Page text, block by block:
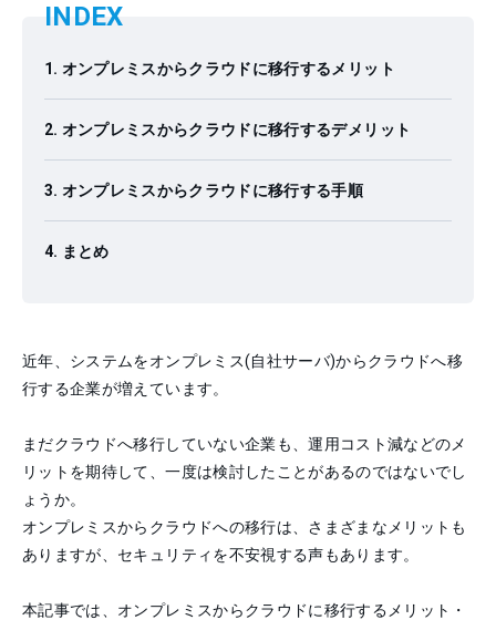
INDEX
オンプレミスからクラウドに移行するメリット
オンプレミスからクラウドに移行するデメリット
オンプレミスからクラウドに移行する手順
まとめ
近年、システムをオンプレミス(自社サーバ)からクラウドへ移
行する企業が増えています。
まだクラウドへ移行していない企業も、運用コスト減などのメ
リットを期待して、一度は検討したことがあるのではないでし
ょうか。
オンプレミスからクラウドへの移行は、さまざまなメリットも
ありますが、セキュリティを不安視する声もあります。
本記事では、オンプレミスからクラウドに移行するメリット・